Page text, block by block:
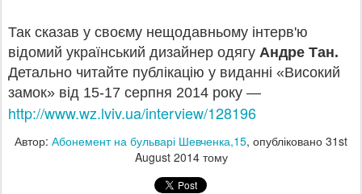
Так сказав у своєму нещодавньому інтерв'ю
відомий український дизайнер одягу Андре Тан.
Детально читайте публікацію у виданні «Високий
замок» від 15-17 серпня 2014 року —
http://www.wz.lviv.ua/interview/128196
Автор: Абонемент на бульварі Шевченка,15, опубліковано 31st
August 2014тому